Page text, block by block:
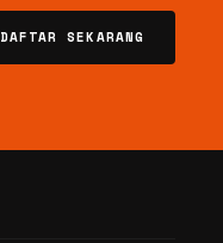
DAFTAR SEKARANG